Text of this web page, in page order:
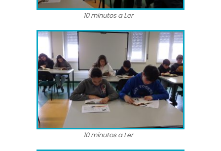
10 minutos a Ler
10 minutos a Ler